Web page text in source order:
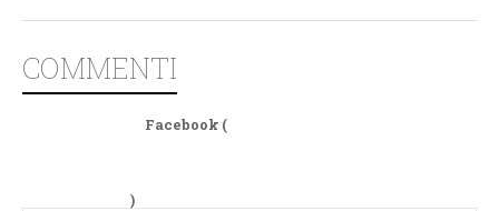
COMMENTI
Facebook (
)